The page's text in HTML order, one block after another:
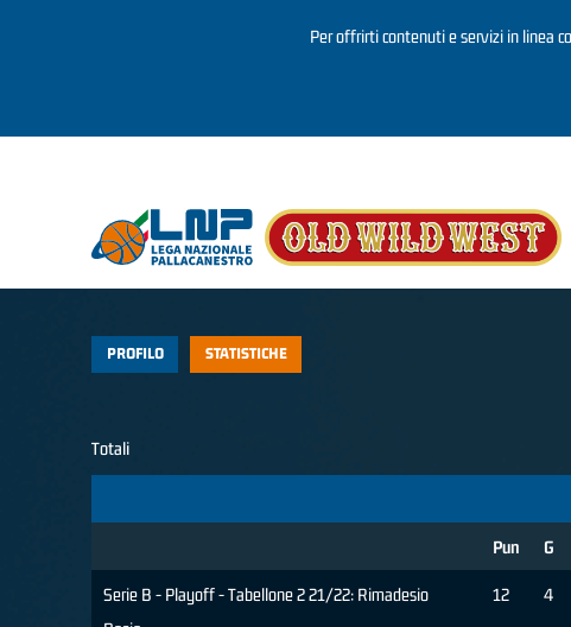
Per offrirti contenuti e servizi in linea
PROFILO STATISTICHE
Totali
Pun G
Serie B - Playoff - Tabellone 2 21/22: Rimadesio
12 4